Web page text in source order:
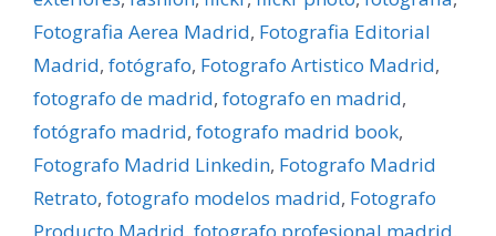
Fotografia Aerea Madrid, Fotografia Editorial
Madrid, fotógrafo, Fotografo Artistico Madrid,
fotografo de madrid, fotografo en madrid,
fotógrafo madrid, fotografo madrid book,
Fotografo Madrid Linkedin, Fotografo Madrid
Retrato, fotografo modelos madrid, Fotografo